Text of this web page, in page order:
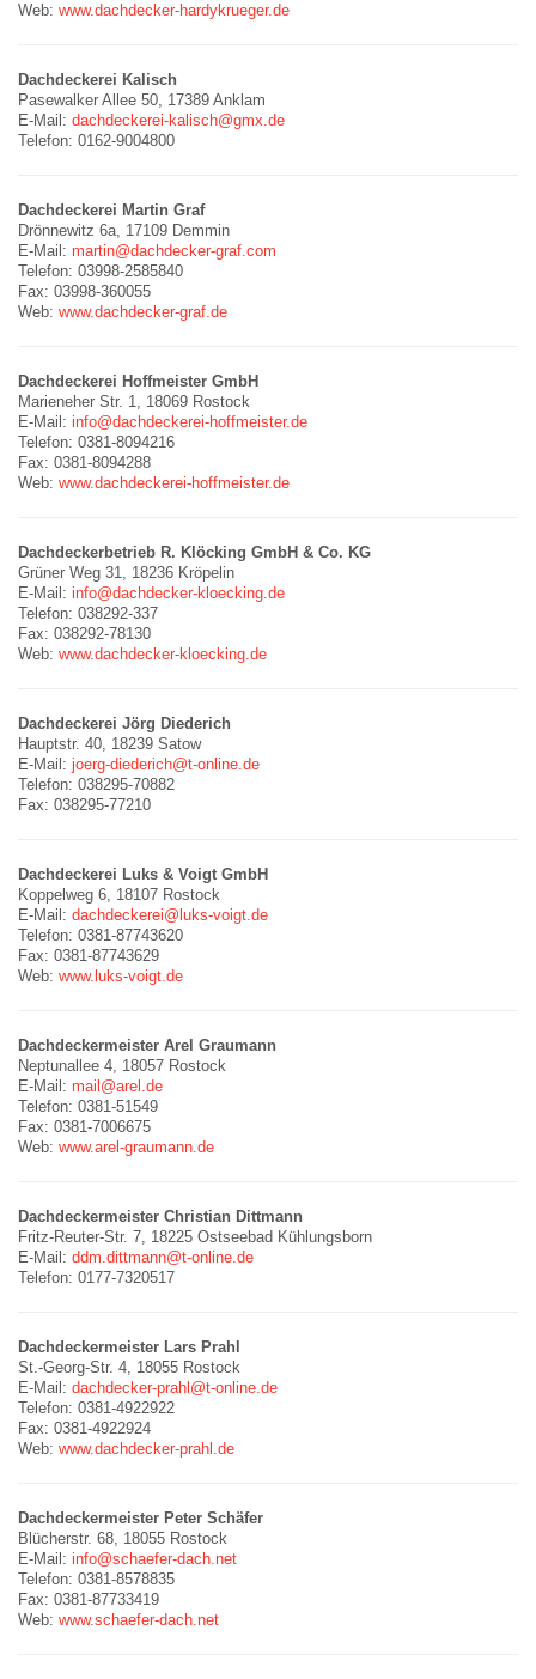
Web: www.dachdecker-hardykrueger.de
Dachdeckerei Kalisch
Pasewalker Allee 50, 17389 Anklam
E-Mail: dachdeckerei-kalisch@gmx.de
Telefon: 0162-9004800
Dachdeckerei Martin Graf
Drönnewitz 6a, 17109 Demmin
E-Mail: martin@dachdecker-graf.com
Telefon: 03998-2585840
Fax: 03998-360055
Web: www.dachdecker-graf.de
Dachdeckerei Hoffmeister GmbH
Marieneher Str. 1, 18069 Rostock
E-Mail: info@dachdeckerei-hoffmeister.de
Telefon: 0381-8094216
Fax: 0381-8094288
Web: www.dachdeckerei-hoffmeister.de
Dachdeckerbetrieb R. Klöcking GmbH & Co. KG
Grüner Weg 31, 18236 Kröpelin
E-Mail: info@dachdecker-kloecking.de
Telefon: 038292-337
Fax: 038292-78130
Web: www.dachdecker-kloecking.de
Dachdeckerei Jörg Diederich
Hauptstr. 40, 18239 Satow
E-Mail: joerg-diederich@t-online.de
Telefon: 038295-70882
Fax: 038295-77210
Dachdeckerei Luks & Voigt GmbH
Koppelweg 6, 18107 Rostock
E-Mail: dachdeckerei@luks-voigt.de
Telefon: 0381-87743620
Fax: 0381-87743629
Web: www.luks-voigt.de
Dachdeckermeister Arel Graumann
Neptunallee 4, 18057 Rostock
E-Mail: mail@arel.de
Telefon: 0381-51549
Fax: 0381-7006675
Web: www.arel-graumann.de
Dachdeckermeister Christian Dittmann
Fritz-Reuter-Str. 7, 18225 Ostseebad Kühlungsborn
E-Mail: ddm.dittmann@t-online.de
Telefon: 0177-7320517
Dachdeckermeister Lars Prahl
St.-Georg-Str. 4, 18055 Rostock
E-Mail: dachdecker-prahl@t-online.de
Telefon: 0381-4922922
Fax: 0381-4922924
Web: www.dachdecker-prahl.de
Dachdeckermeister Peter Schäfer
Blücherstr. 68, 18055 Rostock
E-Mail: info@schaefer-dach.net
Telefon: 0381-8578835
Fax: 0381-87733419
Web: www.schaefer-dach.net